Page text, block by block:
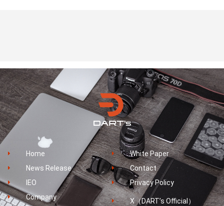
Home
News Release
IEO
Company
White Paper
Contact
Privacy Policy
X（DART’s Official）